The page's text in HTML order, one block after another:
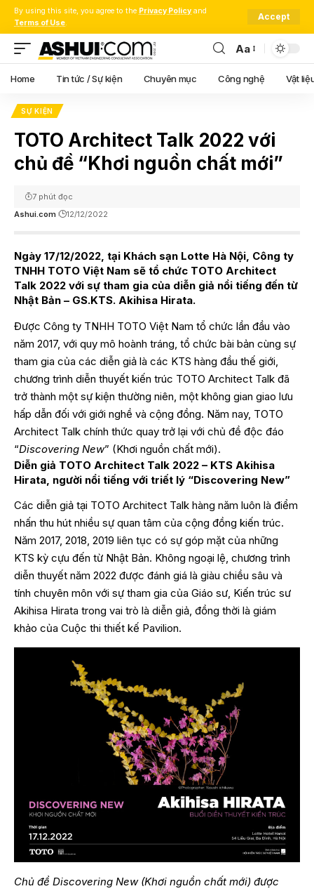
By using this site, you agree to the Privacy Policy and
Terms of Use.
Accept
Font
Resizer
Aa
Home Tin tức / Sự kiện Chuyên mục Công nghệ Vật
SỰ KIỆN
TOTO Architect Talk 2022 với
chủ đề “Khơi nguồn chất mới”
Ashui.com 12/12/2022
7 phút đọc
Ngày 17/12/2022, tại Khách sạn Lotte Hà Nội, Công ty
TNHH TOTO Việt Nam sẽ tổ chức TOTO Architect
Talk 2022 với sự tham gia của diễn giả nổi tiếng đến từ
Nhật Bản – GS.KTS. Akihisa Hirata.
Được Công ty TNHH TOTO Việt Nam tổ chức lần đầu vào
năm 2017, với quy mô hoành tráng, tổ chức bài bản cùng sự
tham gia của các diễn giả là các KTS hàng đầu thế giới,
chương trình diễn thuyết kiến trúc TOTO Architect Talk đã
trở thành một sự kiện thường niên, một không gian giao lưu
hấp dẫn đối với giới nghề và cộng đồng. Năm nay, TOTO
Architect Talk chính thức quay trở lại với chủ đề độc đáo
“Discovering New” (Khơi nguồn chất mới).
Diễn giả TOTO Architect Talk 2022 – KTS Akihisa
Hirata, người nổi tiếng với triết lý “Discovering New”
Các diễn giả tại TOTO Architect Talk hàng năm luôn là điểm
nhấn thu hút nhiều sự quan tâm của cộng đồng kiến trúc.
Năm 2017, 2018, 2019 liên tục có sự góp mặt của những
KTS kỳ cựu đến từ Nhật Bản. Không ngoại lệ, chương trình
diễn thuyết năm 2022 được đánh giá là giàu chiều sâu và
tính chuyên môn với sự tham gia của Giáo sư, Kiến trúc sư
Akihisa Hirata trong vai trò là diễn giả, đồng thời là giám
khảo của Cuộc thi thiết kế Pavilion.
Chủ đề Discovering New (Khơi nguồn chất mới) được